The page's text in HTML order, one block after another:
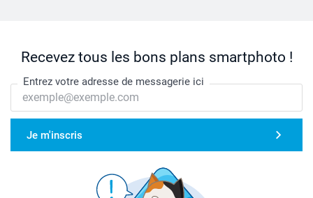
Recevez tous les bons plans smartphoto !
Entrez votre adresse de messagerie ici
Je m'inscris